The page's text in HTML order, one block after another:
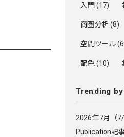
入門(17)
商圏分析(8)
空間ツール
配色(10)
Trending
2026年7月（
Publication記